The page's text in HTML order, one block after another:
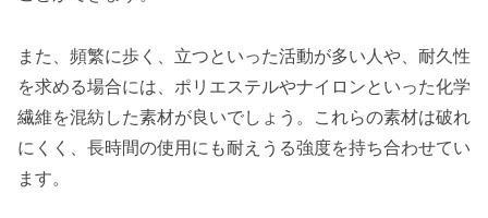
また、頻繁に歩く、立つといった活動が多い人や、耐久性
を求める場合には、ポリエステルやナイロンといった化学
繊維を混紡した素材が良いでしょう。これらの素材は破れ
にくく、長時間の使用にも耐えうる強度を持ち合わせてい
ます。